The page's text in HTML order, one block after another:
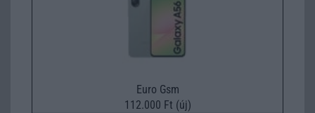
Euro Gsm
112.000 Ft (új)